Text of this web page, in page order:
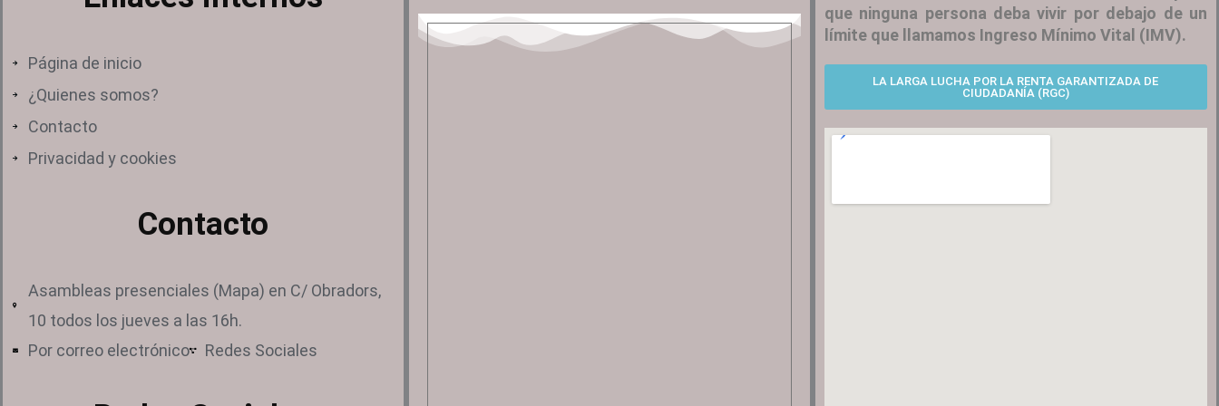
Página de inicio
¿Quienes somos?
Contacto
Privacidad y cookies
Contacto
Asambleas presenciales (Mapa) en C/ Obradors,
10 todos los jueves a las 16h.
Por correo electrónico
Redes Sociales
que ninguna persona deba vivir por debajo de un
límite que llamamos Ingreso Mínimo Vital (IMV).
LA LARGA LUCHA POR LA RENTA GARANTIZADA DE
CIUDADANÍA (RGC)